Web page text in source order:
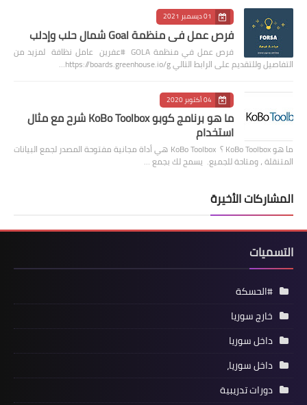
01 ديسمبر 2021
فرص عمل في منظمة Goal شمال حلب وإدلب
فرص عمل في منظمة GOLA #عفرين عامل نظافة لمزيد من
التفاصيل وللتقديم على الرابط التالي https://boards.greenhouse.io/g…
04 أكتوبر 2020
ما هو برنامج كوبو KoBo Toolbox شرح مع مثال
استخدام
ما هو KoBo Toolbox ؟ KoBo Toolbox هي أداة مجانية مفتوحة المصدر لجمع البيانات
المتنقلة ، ومتاحة للجميع. يسمح لك بجمع …
المشاركات الأخيرة
التسميات
#الحسكة
خارج سوريا
داخل سوريا
داخل سوريا،
دورات تدريبية